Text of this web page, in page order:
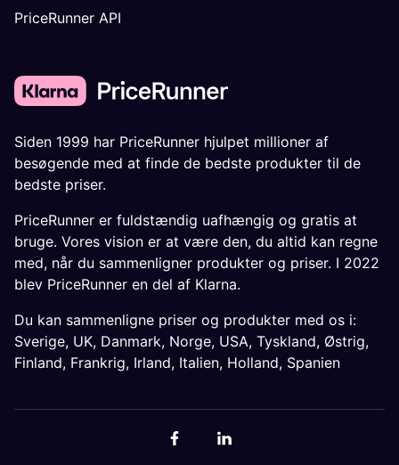
PriceRunner API
Siden 1999 har PriceRunner hjulpet millioner af
besøgende med at finde de bedste produkter til de
bedste priser.
PriceRunner er fuldstændig uafhængig og gratis at
bruge. Vores vision er at være den, du altid kan regne
med, når du sammenligner produkter og priser. I 2022
blev PriceRunner en del af Klarna.
Du kan sammenligne priser og produkter med os i:
Sverige, UK, Danmark, Norge, USA, Tyskland, Østrig,
Finland, Frankrig, Irland, Italien, Holland, Spanien